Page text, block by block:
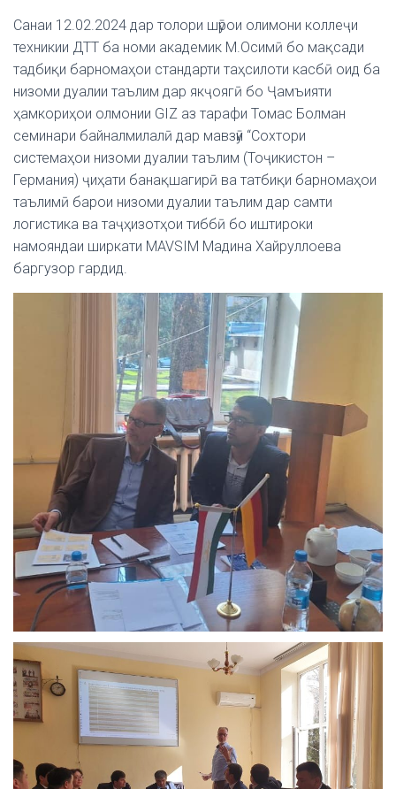
Санаи 12.02.2024 дар толори шӯрои олимони коллеҷи
техникии ДТТ ба номи академик М.Осимӣ бо мақсади
тадбиқи барномаҳои стандарти таҳсилоти касбӣ оид ба
низоми дуалии таълим дар якҷоягӣ бо Ҷамъияти
ҳамкориҳои олмонии GIZ аз тарафи Томас Болман
семинари байналмилалӣ дар мавзӯи “Сохтори
системаҳои низоми дуалии таълим (Тоҷикистон –
Германия) ҷиҳати банақшагирӣ ва татбиқи барномаҳои
таълимӣ барои низоми дуалии таълим дар самти
логистика ва таҷҳизотҳои тиббӣ бо иштироки
намояндаи ширкати MAVSIM Мадина Хайруллоева
баргузор гардид.